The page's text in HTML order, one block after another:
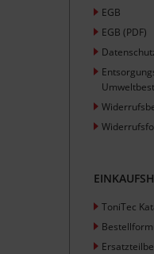
EGB
EGB (PDF)
ToniTec